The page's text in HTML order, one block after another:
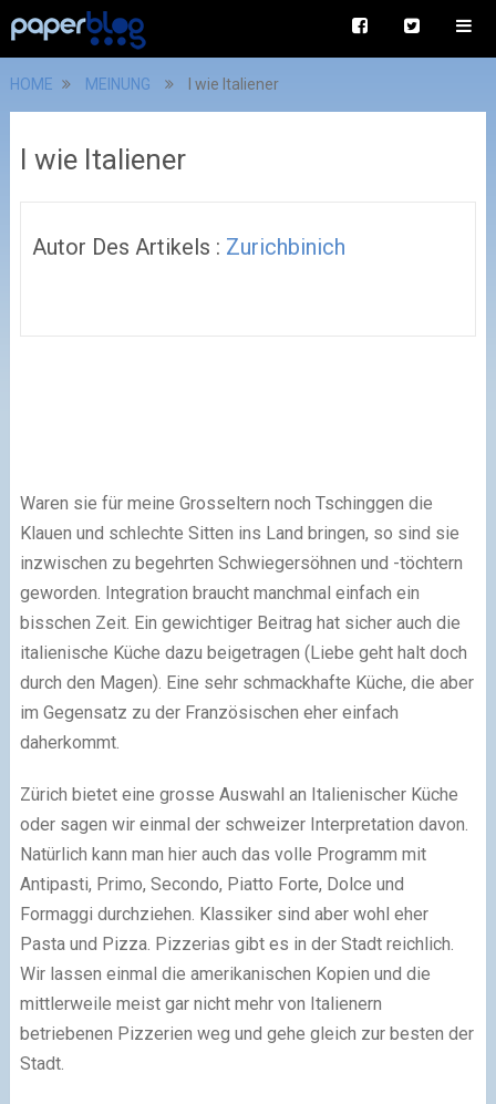
HOME MEINUNG I wie Italiener
I wie Italiener
Autor Des Artikels : Zurichbinich
Waren sie für meine Grosseltern noch Tschinggen die
Klauen und schlechte Sitten ins Land bringen, so sind sie
inzwischen zu begehrten Schwiegersöhnen und -töchtern
geworden. Integration braucht manchmal einfach ein
bisschen Zeit. Ein gewichtiger Beitrag hat sicher auch die
italienische Küche dazu beigetragen (Liebe geht halt doch
durch den Magen). Eine sehr schmackhafte Küche, die aber
im Gegensatz zu der Französischen eher einfach
daherkommt.
Zürich bietet eine grosse Auswahl an Italienischer Küche
oder sagen wir einmal der schweizer Interpretation davon.
Natürlich kann man hier auch das volle Programm mit
Antipasti, Primo, Secondo, Piatto Forte, Dolce und
Formaggi durchziehen. Klassiker sind aber wohl eher
Pasta und Pizza. Pizzerias gibt es in der Stadt reichlich.
Wir lassen einmal die amerikanischen Kopien und die
mittlerweile meist gar nicht mehr von Italienern
betriebenen Pizzerien weg und gehe gleich zur besten der
Stadt.